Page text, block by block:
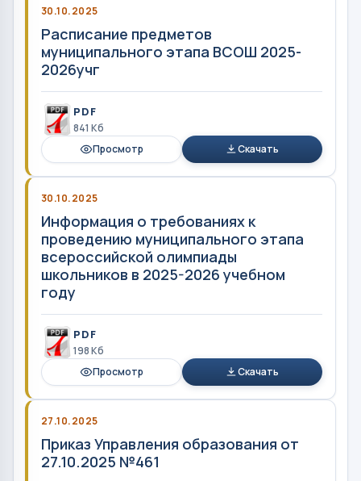
30.10.2025
Расписание предметов
муниципального этапа ВСОШ 2025-
2026учг
PDF
841 Кб
Просмотр
Скачать
30.10.2025
Информация о требованиях к
проведению муниципального этапа
всероссийской олимпиады
школьников в 2025-2026 учебном
году
PDF
198 Кб
Просмотр
Скачать
27.10.2025
Приказ Управления образования от
27.10.2025 №461